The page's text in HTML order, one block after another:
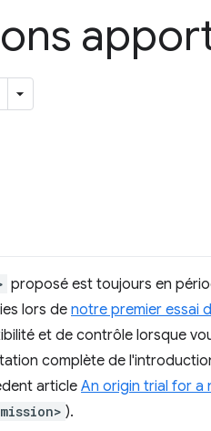
proposé est toujours en
lors de notre premier essai
et de contrôle lorsque
complète de
article An origin trial for a
).